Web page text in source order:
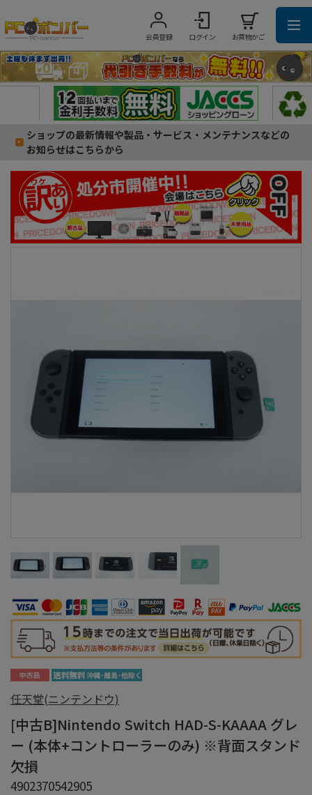
会員登録 ログイン お買物かご
ショップの最新情報や製品・サービス・メンテナンスなどの
お知らせはこちらから
任天堂(ニンテンドウ)
[中古B]Nintendo Switch HAD-S-KAAAA グレ
ー (本体+コントローラーのみ) ※背面スタンド
欠損
4902370542905